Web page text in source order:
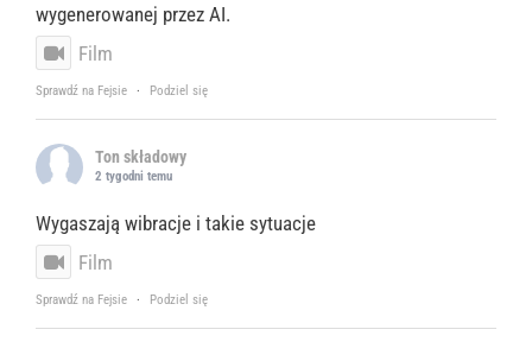
wygenerowanej przez AI.
Film
Sprawdź na Fejsie · Podziel się
Ton składowy
2 tygodni temu
Wygaszają wibracje i takie sytuacje
Film
Sprawdź na Fejsie · Podziel się